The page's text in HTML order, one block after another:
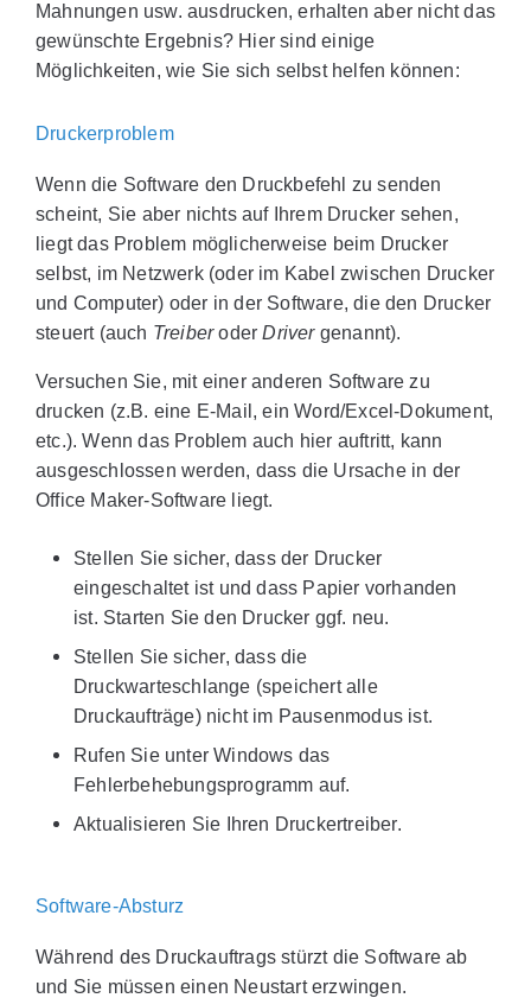
Mahnungen usw. ausdrucken, erhalten aber nicht das
gewünschte Ergebnis? Hier sind einige
Möglichkeiten, wie Sie sich selbst helfen können:
Druckerproblem
Wenn die Software den Druckbefehl zu senden
scheint, Sie aber nichts auf Ihrem Drucker sehen,
liegt das Problem möglicherweise beim Drucker
selbst, im Netzwerk (oder im Kabel zwischen Drucker
und Computer) oder in der Software, die den Drucker
steuert (auch TreiberoderDrivergenannt).
Versuchen Sie, mit einer anderen Software zu
drucken (z.B. eine E-Mail, ein Word/Excel-Dokument,
etc.). Wenn das Problem auch hier auftritt, kann
ausgeschlossen werden, dass die Ursache in der
Office Maker-Software liegt.
Stellen Sie sicher, dass der Drucker
eingeschaltet ist und dass Papier vorhanden
ist. Starten Sie den Drucker ggf. neu.
Stellen Sie sicher, dass die
Druckwarteschlange (speichert alle
Druckaufträge) nicht im Pausenmodus ist.
Rufen Sie unter Windows das
Fehlerbehebungsprogramm auf.
Aktualisieren Sie Ihren Druckertreiber.
Software-Absturz
Während des Druckauftrags stürzt die Software ab
und Sie müssen einen Neustart erzwingen.